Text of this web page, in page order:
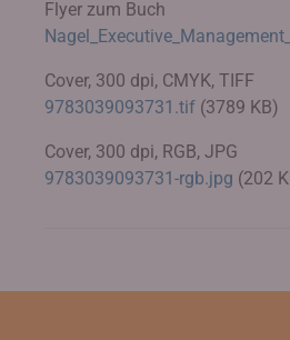
Flyer zum Buch
Cover, 300 dpi, CMYK, TIFF
9783039093731.tif (3789 KB)
Cover, 300 dpi, RGB, JPG
9783039093731-rgb.jpg (202